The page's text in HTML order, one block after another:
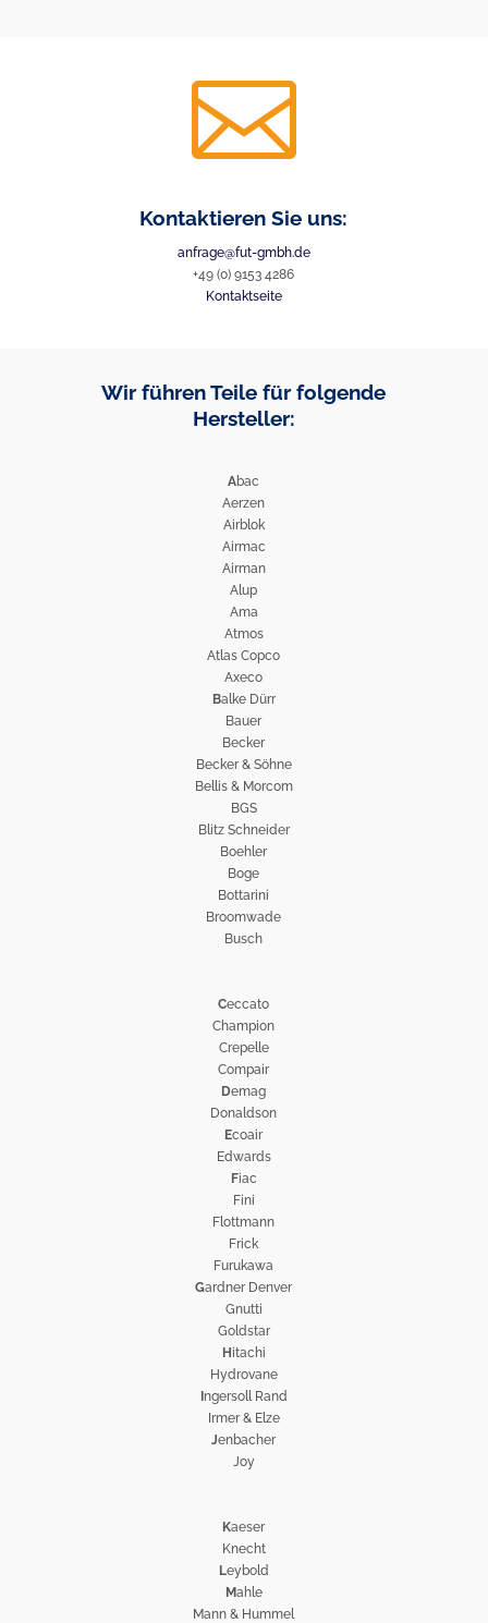

Kontaktieren Sie uns:
anfrage@fut-gmbh.de
+49 (0) 9153 4286
Kontaktseite
Wir führen Teile für folgende
Hersteller:
Abac
Aerzen
Airblok
Airmac
Airman
Alup
Ama
Atmos
Atlas Copco
Axeco
Balke Dürr
Bauer
Becker
Becker & Söhne
Bellis & Morcom
BGS
Blitz Schneider
Boehler
Boge
Bottarini
Broomwade
Busch
Ceccato
Champion
Crepelle
Compair
Demag
Donaldson
Ecoair
Edwards
Fiac
Fini
Flottmann
Frick
Furukawa
Gardner Denver
Gnutti
Goldstar
Hitachi
Hydrovane
ngersoll Rand
Irmer & Elze
Jenbacher
Joy
Kaeser
Knecht
Leybold
Mahle
Mann & Hummel